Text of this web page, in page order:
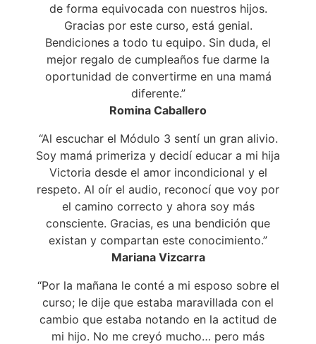
de forma equivocada con nuestros hijos.
Gracias por este curso, está genial.
Bendiciones a todo tu equipo. Sin duda, el
mejor regalo de cumpleaños fue darme la
oportunidad de convertirme en una mamá
diferente.”
Romina Caballero
“Al escuchar el Módulo 3 sentí un gran alivio.
Soy mamá primeriza y decidí educar a mi hija
Victoria desde el amor incondicional y el
respeto. Al oír el audio, reconocí que voy por
el camino correcto y ahora soy más
consciente. Gracias, es una bendición que
existan y compartan este conocimiento.”
Mariana Vizcarra
“Por la mañana le conté a mi esposo sobre el
curso; le dije que estaba maravillada con el
cambio que estaba notando en la actitud de
mi hijo. No me creyó mucho… pero más